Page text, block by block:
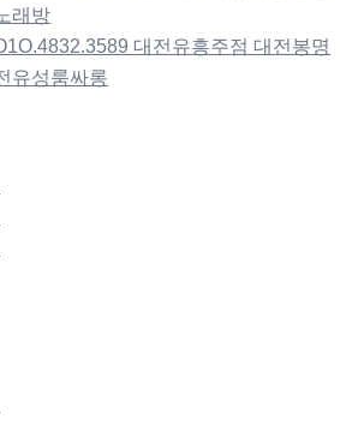
래방
대전유흥주점 대전봉명
유성룸싸롱